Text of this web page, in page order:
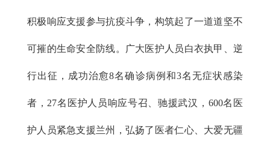
积极响应支援参与抗疫斗争，构筑起了一道道坚不
可摧的生命安全防线。广大医护人员白衣执甲、逆
行出征，成功治愈8名确诊病例和3名无症状感染
者，27名医护人员响应号召、驰援武汉，600名医
护人员紧急支援兰州，弘扬了医者仁心、大爱无疆